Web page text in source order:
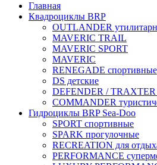
Главная
Квадроциклы BRP
OUTLANDER
MAVERIC TRAIL
MAVERIC SPORT
MAVERIC
RENEGADE спортивные
DS детские
DEFENDER /
COMMANDER
Гидроциклы BRP Sea-Doo
SPORT спортивные
SPARK прогулочные
RECREATION для
PERFORMANCE